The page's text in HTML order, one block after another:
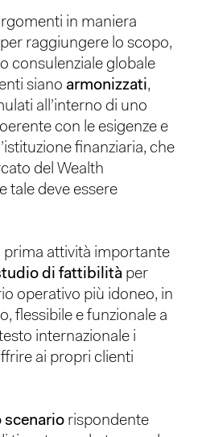
in maniera
raggiungere lo scopo,
consulenziale globale
siano armonizzati,
all’interno di uno
con le esigenze e
finanziaria, che
del Wealth
tale deve essere
prima attività importante
di fattibilitàper
operativo più idoneo, in
flessibile e funzionale a
internazionale i
ai propri clienti
scenariorispondente